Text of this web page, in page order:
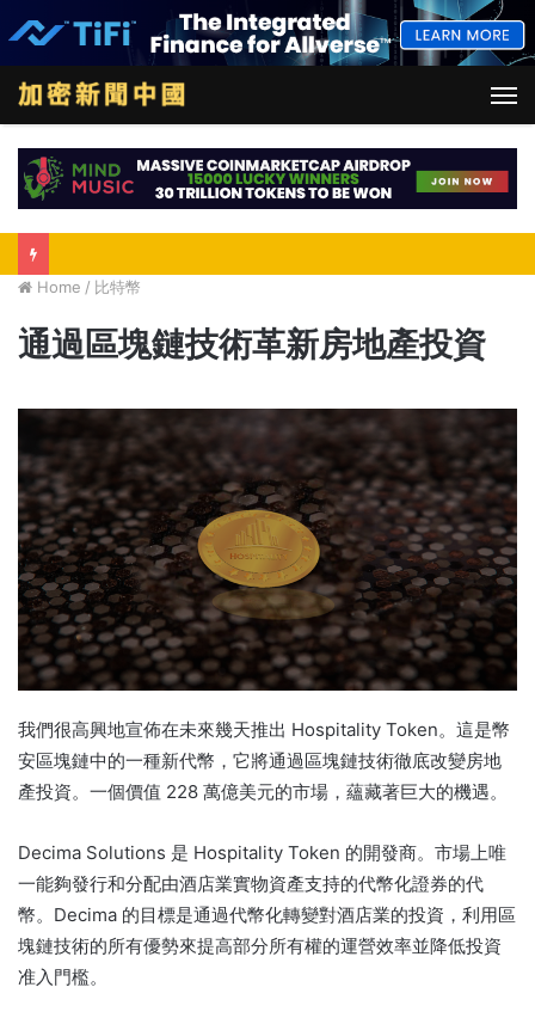
Home / 比特幣
通過區塊鏈技術革新房地產投資
我們很高興地宣佈在未來幾天推出 Hospitality Token。這是幣
安區塊鏈中的一種新代幣，它將通過區塊鏈技術徹底改變房地
產投資。 一個價值 228 萬億美元的市場，蘊藏著巨大的機遇。
Decima Solutions 是 Hospitality Token 的開發商。 市場上唯
一能夠發行和分配由酒店業實物資產支持的代幣化證券的代
幣。 Decima 的目標是通過代幣化轉變對酒店業的投資，利用區
塊鏈技術的所有優勢來提高部分所有權的運營效率並降低投資
准入門檻。